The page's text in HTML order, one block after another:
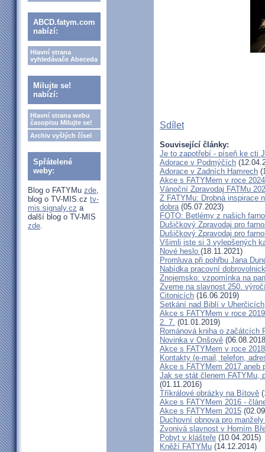
ABCD.fatym.com
nabízí:
Hlavní strana
vyhledávače Abeceda
Milujte se!
nabízí:
Hlavní strana webu
časopisu Milujte se!
Archiv vyšlých čísel
Spřátelené
weby:
Blog o FATYMu zde,
blog o TV-MIS.cz tv-
mis.signaly.cz a
další blog o TV-MIS
zde.
Sdílet
Související články:
Je to zapotřebí - píseň ke cti
Adorace v Podmýčích
Adorace v Zadních Hamrech
Akce s FATYMem v roce
Vánoční Zpravodaj FATMu
Z FATYMu: Drobná inspirace
dobra(05.07.2023)
FOTO: Betlémy z našich
Dušičkový Zpravodaj pro
Dušičkový Zpravodaj pro
Všimli jste si 3 vylepšených
Nové heslo (18.11.2021)
Promluva při pohřbu Jana
Nabídka pracovní
Znojemsko: vzpomínka na
Zveme na slavnost 250.
Citonicích (16.06.2019)
Setkání nad Biblí v Uherčicích
Akce s FATYMem v roce
2. 7. (01.01.2019)
Románová kniha o začátcích
Novinka v Onšově
Akce s FATYMem v roce
Kontakty (e-mail, telefon,
Akce s FATYMem 2017 aneb
Jak se stát členem FATYMu,
(01.11.2016)
Tříkrálové obrázky na Bítově
Akce s FATYMem 2016 -
Akce s FATYMem 2015
Duchovní obnova pro
Zvonivá slavnost v Horním
Pobyt v klášteře (10.04.2015)
Kněží FATYMu (14.12.2014)